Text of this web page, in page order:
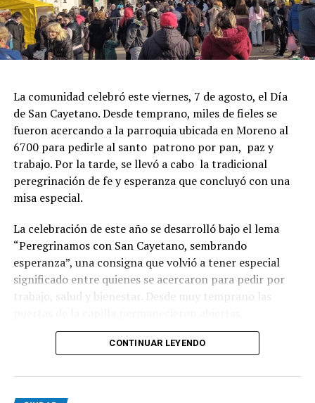
La comunidad celebró este viernes, 7 de agosto, el Día
de San Cayetano. Desde temprano, miles de fieles se
fueron acercando a la parroquia ubicada en Moreno al
6700 para pedirle al santo patrono por pan, paz y
trabajo. Por la tarde, se llevó a cabo la tradicional
peregrinación de fe y esperanza que concluyó con una
misa especial.
La celebración de este año se desarrolló bajo el lema
“Peregrinamos con San Cayetano, sembrando
esperanza”, una consigna que volvió a tener especial
significado entre quienes se acercaron para pedir por
trabajo, salud y bienestar. Desde muy temprano las
La imagen del santo salió del santuario de Moreno al
las calles del barrio. Grandes, jóvenes y niños y fieles se
sumaron al recorrido con banderas, espigas y distintas
CONTINUAR LEYENDO